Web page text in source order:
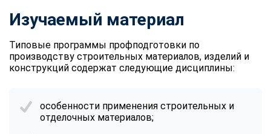
Изучаемый материал
Типовые программы профподготовки по
производству строительных материалов, изделий и
конструкций содержат следующие дисциплины:
особенности применения строительных и
отделочных материалов;